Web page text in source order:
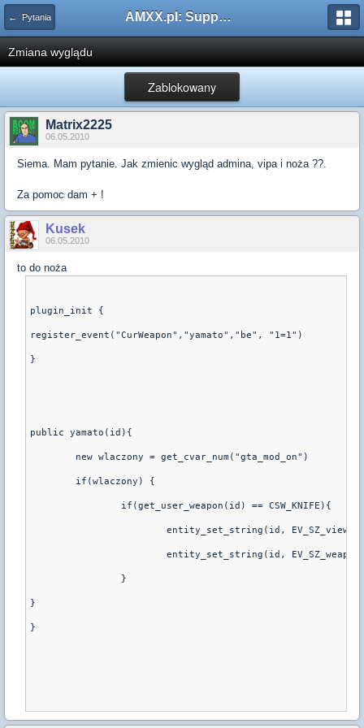
← Pytania AMXX.pl: Support AMX Mod X i SourceMod
Zmiana wyglądu
Zablokowany
Matrix2225
06.05.2010
Siema. Mam pytanie. Jak zmienic wygląd admina, vipa i noża ??.
Za pomoc dam + !
Kusek
06.05.2010
to do noża
plugin_init {
register_event("CurWeapon","yamato","be", "1=1")
}
public yamato(id){
	new wlaczony = get_cvar_num("gta_mod_on")
	if(wlaczony) {
		if(get_user_weapon(id) == CSW_KNIFE){
entity_set_string(id,
entity_set_string(id,
		}
}
}